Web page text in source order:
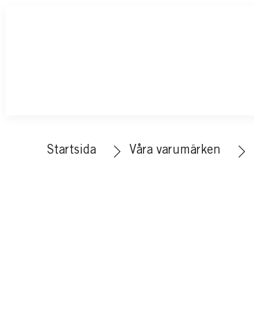
Startsida Våra varumärken